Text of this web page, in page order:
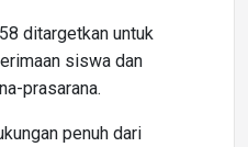
ditargetkan untuk
siswa dan
prasarana.
penuh dari